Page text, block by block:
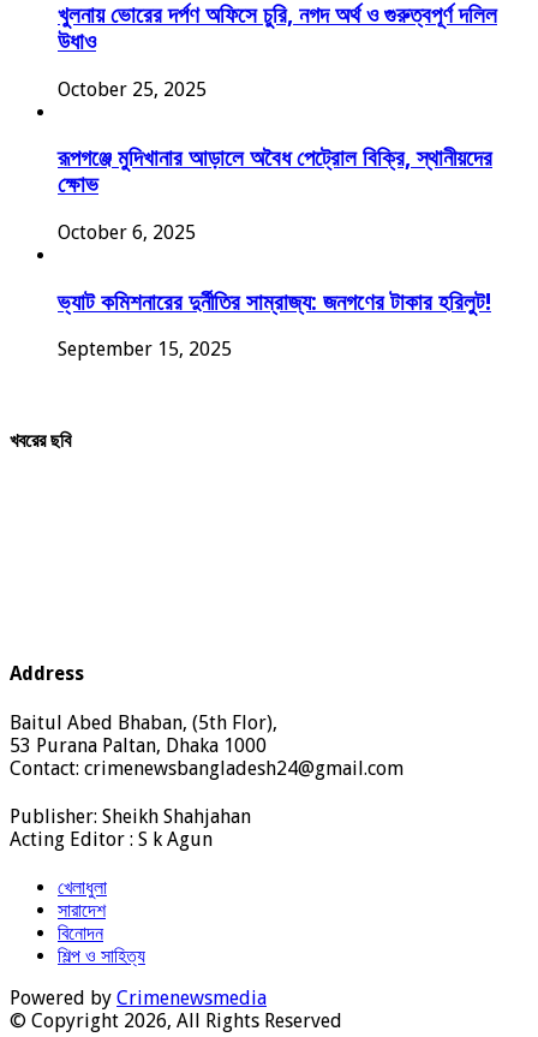
খুলনায় ভোরের দর্পণ অফিসে চুরি, নগদ অর্থ ও গুরুত্বপূর্ণ দলিল
উধাও
October 25, 2025
রূপগঞ্জে মুদিখানার আড়ালে অবৈধ পেট্রোল বিক্রি, স্থানীয়দের
ক্ষোভ
October 6, 2025
ভ্যাট কমিশনারের দুর্নীতির সাম্রাজ্য: জনগণের টাকার হরিলুট!
September 15, 2025
খবরের ছবি
Address
Baitul Abed Bhaban, (5th Flor),
53 Purana Paltan, Dhaka 1000
Contact: crimenewsbangladesh24@gmail.com
Publisher: Sheikh Shahjahan
Acting Editor : S k Agun
খেলাধুলা
সারাদেশ
বিনোদন
শিল্প ও সাহিত্য
Powered by Crimenewsmedia
© Copyright 2026, All Rights Reserved